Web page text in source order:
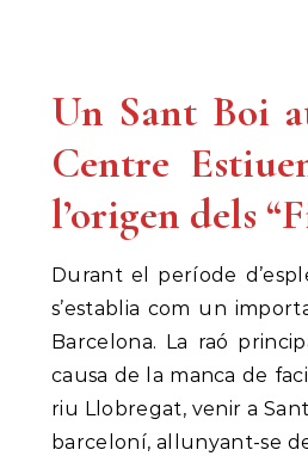
Un Sant Boi
Centre
l’origen dels
Durant el període
s’establia com un
Barcelona. La raó
causa de la manca de
riu Llobregat, venir a
barceloní, allunyant-se